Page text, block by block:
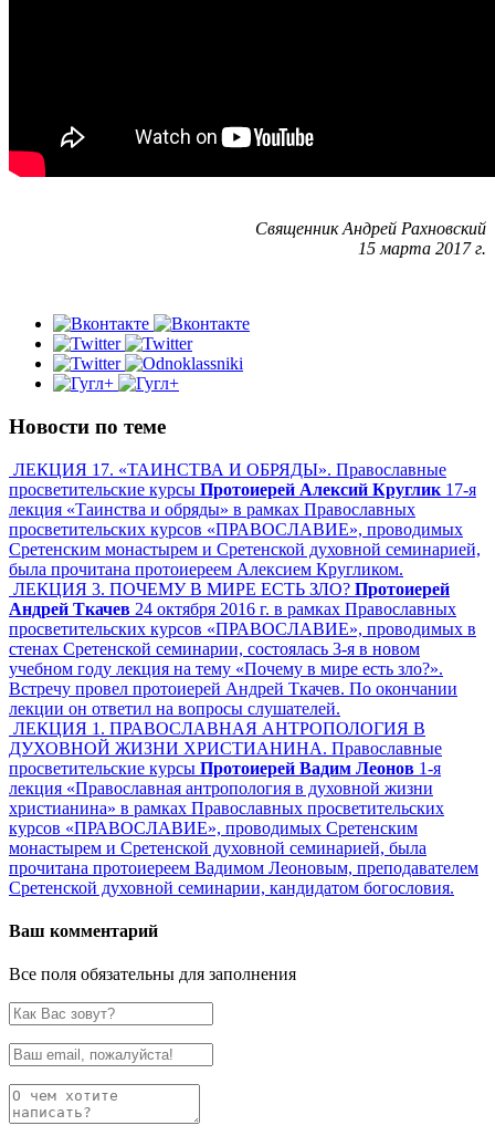
Священник Андрей Рахновский
15 марта 2017 г.
Новости по теме
ЛЕКЦИЯ 17. «ТАИНСТВА И ОБРЯДЫ». Православные
просветительские курсы Протоиерей Алексий Круглик 17-я
лекция «Таинства и обряды» в рамках Православных
просветительских курсов «ПРАВОСЛАВИЕ», проводимых
Сретенским монастырем и Сретенской духовной семинарией,
была прочитана протоиереем Алексием Кругликом.
ЛЕКЦИЯ 3. ПОЧЕМУ В МИРЕ ЕСТЬ ЗЛО? Протоиерей
Андрей Ткачев 24 октября 2016 г. в рамках Православных
просветительских курсов «ПРАВОСЛАВИЕ», проводимых в
стенах Сретенской семинарии, состоялась 3-я в новом
учебном году лекция на тему «Почему в мире есть зло?».
Встречу провел протоиерей Андрей Ткачев. По окончании
лекции он ответил на вопросы слушателей.
ЛЕКЦИЯ 1. ПРАВОСЛАВНАЯ АНТРОПОЛОГИЯ В
ДУХОВНОЙ ЖИЗНИ ХРИСТИАНИНА. Православные
просветительские курсы Протоиерей Вадим Леонов 1-я
лекция «Православная антропология в духовной жизни
христианина» в рамках Православных просветительских
курсов «ПРАВОСЛАВИЕ», проводимых Сретенским
монастырем и Сретенской духовной семинарией, была
прочитана протоиереем Вадимом Леоновым, преподавателем
Сретенской духовной семинарии, кандидатом богословия.
Ваш комментарий
Все поля обязательны для заполнения